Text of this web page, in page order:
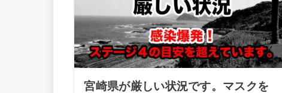
宮崎県が厳しい状況です。マスクを